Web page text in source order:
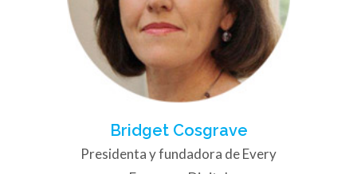
Bridget Cosgrave
Presidenta y fundadora de Every